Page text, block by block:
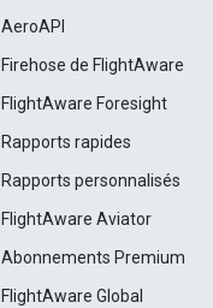
AeroAPI
Firehose de FlightAware
FlightAware Foresight
Rapports rapides
Rapports personnalisés
FlightAware Aviator
Abonnements Premium
FlightAware Global